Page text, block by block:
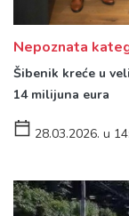
Nepoznata
Šibenik kreće u
14 milijuna eura
28.03.2026. u